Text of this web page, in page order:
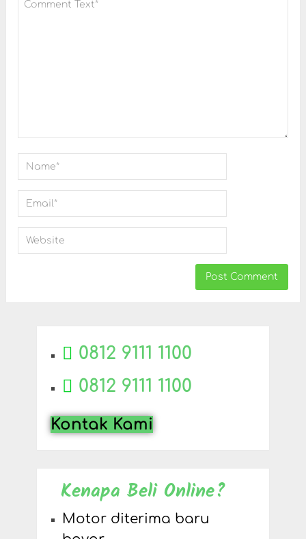
0812 9111 1100
0812 9111 1100
Kontak Kami
Kenapa Beli Online?
Motor diterima baru